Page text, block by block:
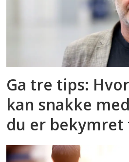
Ga tre tips:
kan snakke
du er